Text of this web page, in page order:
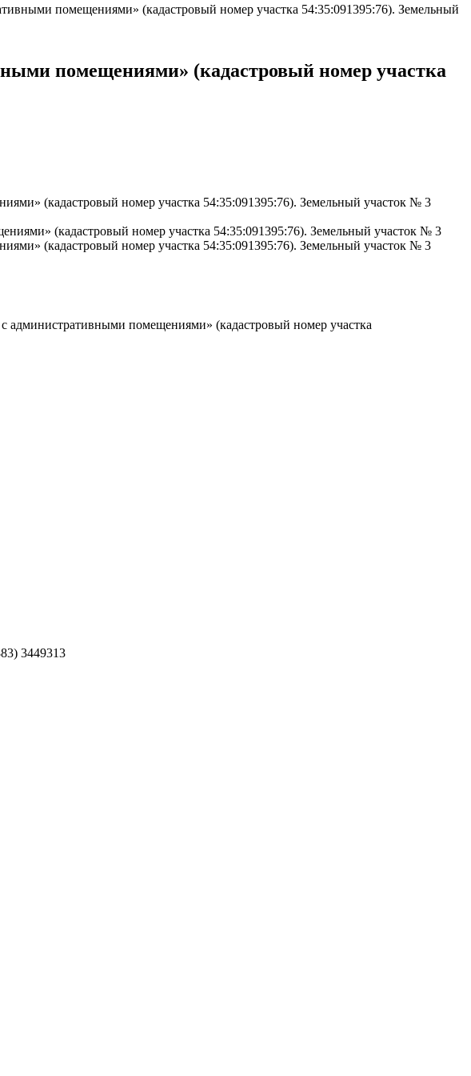
помещениями» (кадастровый номер участка 54:35:091395:76). Земельный
помещениями» (кадастровый номер участка
(кадастровый номер участка 54:35:091395:76). Земельный участок № 3
(кадастровый номер участка 54:35:091395:76). Земельный участок № 3
(кадастровый номер участка 54:35:091395:76). Земельный участок № 3
административными помещениями» (кадастровый номер участка
3449313